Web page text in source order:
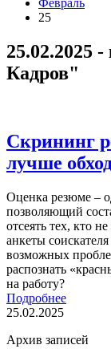
Февраль
25
25.02.2025
Кадров"
Скрининг
лучше
Оценка резюме –
позволяющий
отсеять тех, кто
анкеты
возможных
распознать
на работу?
Подробнее
25.02.2025
Архив записей